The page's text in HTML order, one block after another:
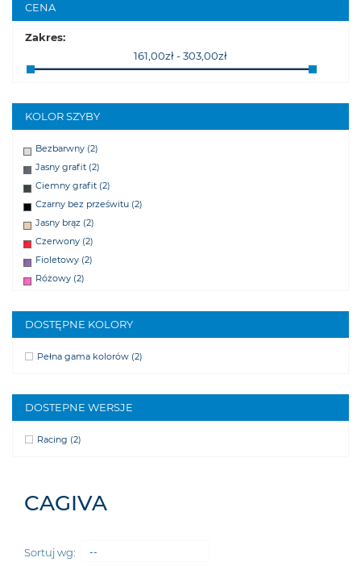
CENA
Zakres:
161,00zł - 303,00zł
KOLOR SZYBY
Bezbarwny (2)
Jasny grafit (2)
Ciemny grafit (2)
Czarny bez prześwitu (2)
Jasny brąz (2)
Czerwony (2)
Fioletowy (2)
Różowy (2)
Niebieski
Niebieski fluo(2)
Zielony(2)
DOSTĘPNE KOLORY
Pełna gama kolorów (2)
DOSTEPNE WERSJE
Racing (2)
CAGIVA
Sortuj wg: --